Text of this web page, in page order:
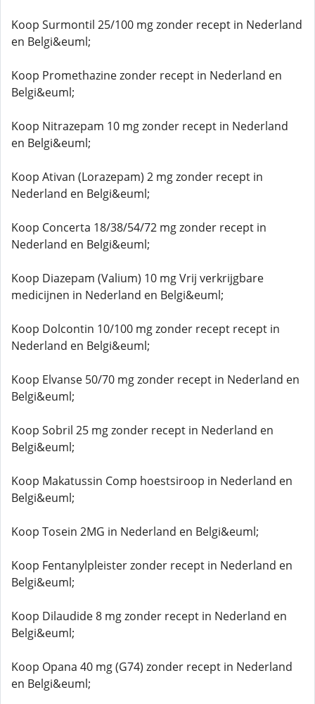
Koop Surmontil 25/100 mg zonder recept in Nederland
en Belgi&euml;
Koop Promethazine zonder recept in Nederland en
Belgi&euml;
Koop Nitrazepam 10 mg zonder recept in Nederland
en Belgi&euml;
Koop Ativan (Lorazepam) 2 mg zonder recept in
Nederland en Belgi&euml;
Koop Concerta 18/38/54/72 mg zonder recept in
Nederland en Belgi&euml;
Koop Diazepam (Valium) 10 mg Vrij verkrijgbare
medicijnen in Nederland en Belgi&euml;
Koop Dolcontin 10/100 mg zonder recept recept in
Nederland en Belgi&euml;
Koop Elvanse 50/70 mg zonder recept in Nederland en
Belgi&euml;
Koop Sobril 25 mg zonder recept in Nederland en
Belgi&euml;
Koop Makatussin Comp hoestsiroop in Nederland en
Belgi&euml;
Koop Tosein 2MG in Nederland en Belgi&euml;
Koop Fentanylpleister zonder recept in Nederland en
Belgi&euml;
Koop Dilaudide 8 mg zonder recept in Nederland en
Belgi&euml;
Koop Opana 40 mg (G74) zonder recept in Nederland
en Belgi&euml;